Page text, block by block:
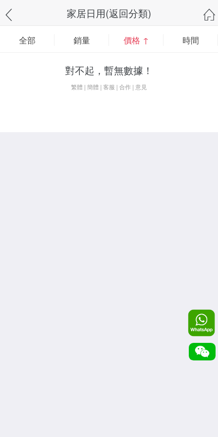
家居日用(返回分類)
全部 銷量 價格 ↑ 時間
對不起，暫無數據！
繁體 | 簡體 | 客服 | 合作 | 意見